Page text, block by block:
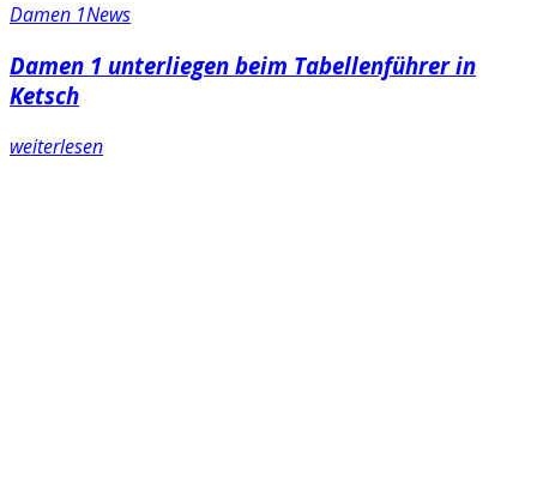
Damen 1News
Damen 1 unterliegen beim Tabellenführer in
Ketsch
weiterlesen